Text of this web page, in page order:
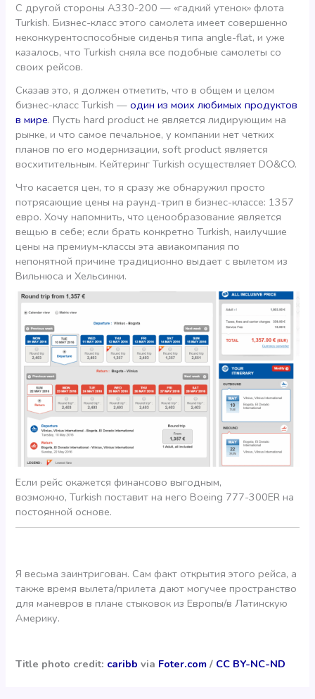
С другой стороны А330-200 — «гадкий утенок» флота
Turkish. Бизнес-класс этого самолета имеет совершенно
неконкурентоспособные сиденья типа angle-flat, и уже
казалось, что Turkish сняла все подобные самолеты со
своих рейсов.
Сказав это, я должен отметить, что в общем и целом
бизнес-класс Turkish —один из моих любимых продуктов
в мире. Пусть hard product не является лидирующим на
рынке, и что самое печальное, у компании нет четких
планов по его модернизации, soft product является
восхитительным. Кейтеринг Turkish осуществляет DO&CO.
Что касается цен, то я сразу же обнаружил просто
потрясающие цены на раунд-трип в бизнес-классе: 1357
евро. Хочу напомнить, что ценообразование является
вещью в себе; если брать конкретно Turkish, наилучшие
цены на премиум-классы эта авиакомпания по
непонятной причине традиционно выдает с вылетом из
Вильнюса и Хельсинки.
Если рейс окажется финансово выгодным,
возможно, Turkish поставит на него Boeing 777-300ER на
постоянной основе.
Я весьма заинтригован. Сам факт открытия этого рейса, а
также время вылета/прилета дают могучее пространство
для маневров в плане стыковок из Европы/в Латинскую
Америку.
Title photo credit: caribb via Foter.com / CC BY-NC-ND